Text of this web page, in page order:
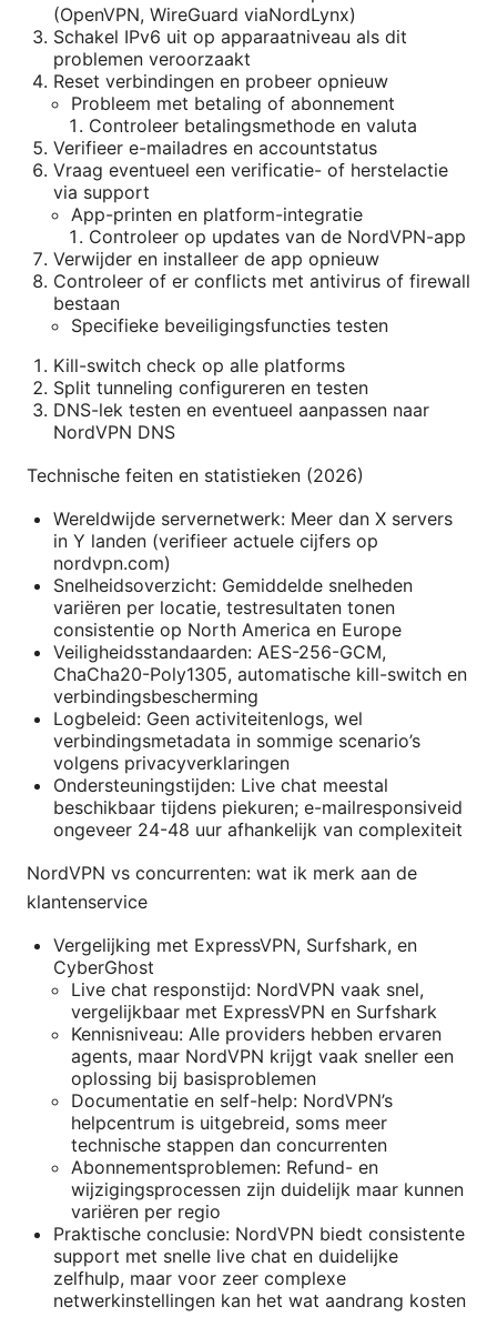
(OpenVPN, WireGuard viaNordLynx)
Schakel IPv6 uit op apparaatniveau als dit
problemen veroorzaakt
Reset verbindingen en probeer opnieuw
Probleem met betaling of abonnement
Controleer betalingsmethode en valuta
Verifieer e-mailadres en accountstatus
Vraag eventueel een verificatie- of herstelactie
via support
App-printen en platform-integratie
Controleer op updates van de NordVPN-app
Verwijder en installeer de app opnieuw
Controleer of er conflicts met antivirus of firewall
bestaan
Specifieke beveiligingsfuncties testen
Kill-switch check op alle platforms
Split tunneling configureren en testen
DNS-lek testen en eventueel aanpassen naar
NordVPN DNS
Technische feiten en statistieken (2026)
Wereldwijde servernetwerk: Meer dan X servers
in Y landen (verifieer actuele cijfers op
nordvpn.com)
Snelheidsoverzicht: Gemiddelde snelheden
variëren per locatie, testresultaten tonen
consistentie op North America en Europe
Veiligheidsstandaarden: AES-256-GCM,
ChaCha20-Poly1305, automatische kill-switch en
verbindingsbescherming
Logbeleid: Geen activiteitenlogs, wel
verbindingsmetadata in sommige scenario’s
volgens privacyverklaringen
Ondersteuningstijden: Live chat meestal
beschikbaar tijdens piekuren; e-mailresponsiveid
ongeveer 24-48 uur afhankelijk van complexiteit
NordVPN vs concurrenten: wat ik merk aan de
klantenservice
Vergelijking met ExpressVPN, Surfshark, en
CyberGhost
Live chat responstijd: NordVPN vaak snel,
vergelijkbaar met ExpressVPN en Surfshark
Kennisniveau: Alle providers hebben ervaren
agents, maar NordVPN krijgt vaak sneller een
oplossing bij basisproblemen
Documentatie en self-help: NordVPN’s
helpcentrum is uitgebreid, soms meer
technische stappen dan concurrenten
Abonnementsproblemen: Refund- en
wijzigingsprocessen zijn duidelijk maar kunnen
variëren per regio
Praktische conclusie: NordVPN biedt consistente
support met snelle live chat en duidelijke
zelfhulp, maar voor zeer complexe
netwerkinstellingen kan het wat aandrang kosten